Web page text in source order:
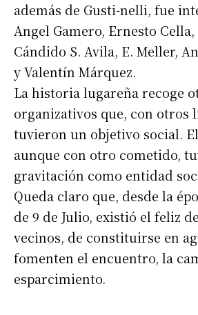
además de Gusti-nelli, fue
Angel Gamero, Ernesto
Cándido S. Avila, E. Meller,
y Valentín Márquez.
La historia lugareña recoge
organizativos que, con otros
tuvieron un objetivo social.
aunque con otro cometido,
gravitación como entidad
Queda claro que, desde la
de 9 de Julio, existió el feliz
vecinos, de constituirse en
fomenten el encuentro, la
esparcimiento.